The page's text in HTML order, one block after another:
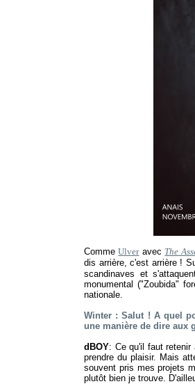
CommeUlveravec The
dis arrière, c'est arrière !
scandinaves et
monumental ("Zoubida"
nationale.
Winter : Salut ! A quel
une manière de dire aux
dBOY: Ce qu'il faut
prendre du plaisir. Mais
souvent pris mes projets
plutôt bien je trouve.